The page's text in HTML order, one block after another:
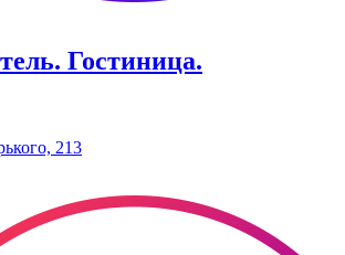
Гостиница.
213